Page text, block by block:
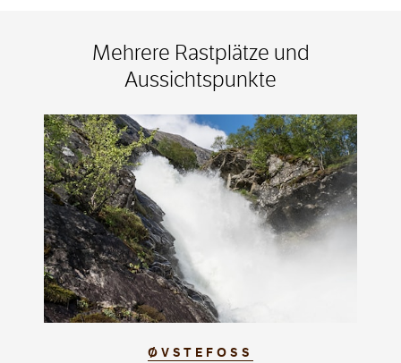
Mehrere Rastplätze und
Aussichtspunkte
ØVSTEFOSS